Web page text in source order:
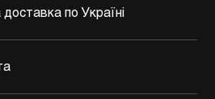
по Україні